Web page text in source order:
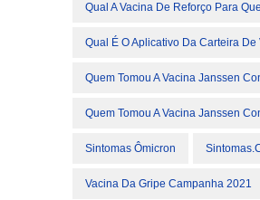
Qual A Vacina De Reforço Para
Qual É O Aplicativo Da Carteira
Quem Tomou A Vacina Janssen
Quem Tomou A Vacina Janssen
Sintomas Ômicron
Vacina Da Gripe Campanha 2021